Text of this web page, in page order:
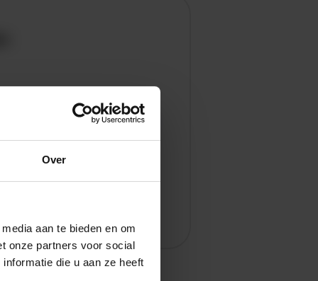
Over
aan te bieden en om
onze partners voor social
die u aan ze heeft